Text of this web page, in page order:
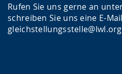
Rufen Sie uns gerne an
schreiben Sie uns eine E-